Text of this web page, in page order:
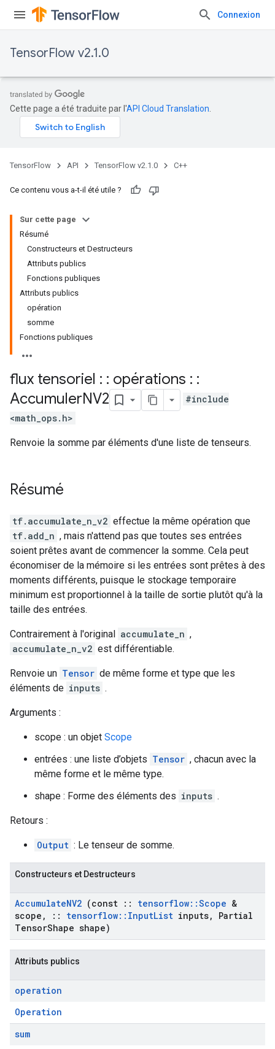
Connexion
TensorFlow v2.1.0
Cette page a été traduite par l'API Cloud Translation
TensorFlow API TensorFlow v2.1.0 C++
Ce contenu vous a-t-il été utile ?
Sur cette page
Résumé
Constructeurs et Destructeurs
Attributs publics
Fonctions publiques
Attributs publics
opération
somme
Fonctions publiques
flux tensoriel : : opérations : :
AccumulerNV2
#include
<math_ops.h>
Renvoie la somme par éléments d'une liste de tenseurs.
Résumé
tf.accumulate_n_v2 effectue la même opération que
tf.add_n , mais n'attend pas que toutes ses entrées
soient prêtes avant de commencer la somme. Cela peut
économiser de la mémoire si les entrées sont prêtes à des
moments différents, puisque le stockage temporaire
minimum est proportionnel à la taille de sortie plutôt qu'à la
taille des entrées.
Contrairement à l'original accumulate_n ,
accumulate_n_v2 est différentiable.
Renvoie un Tensor de même forme et type que les
éléments de inputs .
Arguments :
scope : un objet Scope
entrées : une liste d’objets Tensor , chacun avec la
même forme et le même type.
shape : Forme des éléments des inputs .
Retours :
Output : Le tenseur de somme.
Constructeurs et Destructeurs
AccumulateNV2 (const :: tensorflow::Scope &
scope , :: tensorflow:: InputList inputs,
Partial
TensorShape shape)
Attributs publics
operation
Operation
sum